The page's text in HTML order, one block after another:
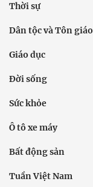
Thời sự
Dân tộc và Tôn giáo
Giáo dục
Đời sống
Sức khỏe
Ô tô xe máy
Bất động sản
Tuần Việt Nam